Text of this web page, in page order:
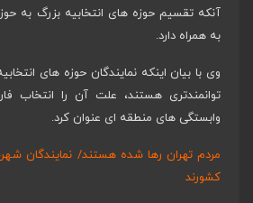
آنکه تقسیم حوزه های انتخابیه بزرگ به
به همراه دارد.
وی با بیان اینکه نمایندگان حوزه های
توانمندتری هستند، علت آن را انتخاب
وابستگی های منطقه ای عنوان کرد.
مردم تهران رها شده هستند/ نمایندگان
کشورند